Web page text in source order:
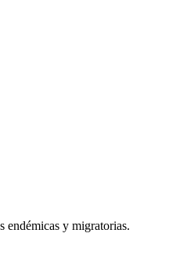
endémicas y migratorias.